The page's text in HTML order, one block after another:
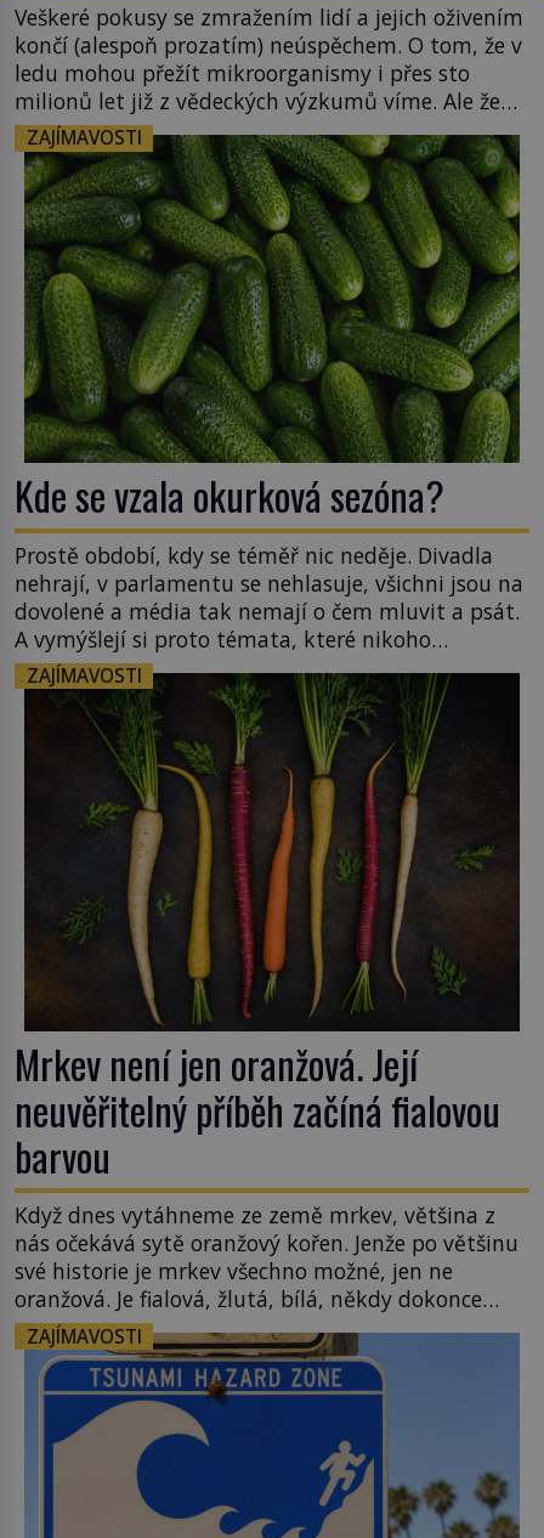
Veškeré pokusy se zmražením lidí a jejich oživením
končí (alespoň prozatím) neúspěchem. O tom, že v
ledu mohou přežít mikroorganismy i přes sto
milionů let již z vědeckých výzkumů víme. Ale že
by totální zmrazení byť na jedinou zimu přežili
nějací suchozemští obratlovci? Takto
neuvěřitelnou věc dokáže na první pohled
obyčejná žába. Skokana hnědého u […]
ZAJÍMAVOSTI
Kde se vzala okurková sezóna?
Prostě období, kdy se téměř nic neděje. Divadla
nehrají, v parlamentu se nehlasuje, všichni jsou na
dovolené a média tak nemají o čem mluvit a psát.
A vymýšlejí si proto témata, které nikoho
nezajímají. Proč je však ona letní doba spojovaná
zrovna s okurkami? Okurkovou sezónu známe už
od poloviny 19. století, ovšem jako Češi […]
ZAJÍMAVOSTI
Mrkev není jen oranžová. Její
neuvěřitelný příběh začíná fialovou
barvou
Když dnes vytáhneme ze země mrkev, většina z
nás očekává sytě oranžový kořen. Jenže po většinu
své historie je mrkev všechno možné, jen ne
oranžová. Je fialová, žlutá, bílá, někdy dokonce
téměř černá. Až díky stovkám let pečlivého
šlechtění se z ní stává zelenina, bez které si českou
zahradu ani nedokážeme představit. Její příběh je
ZAJÍMAVOSTI